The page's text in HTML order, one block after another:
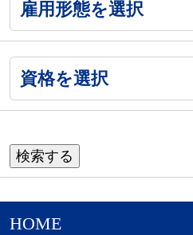
雇用形態を選択
資格を選択
HOME